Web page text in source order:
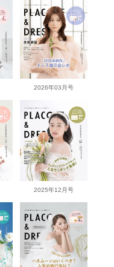
2026年03月号
2025年12月号